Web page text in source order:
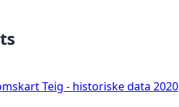
Teig - historiske data 2020